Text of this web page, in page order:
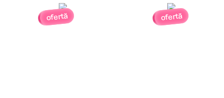
ofertă ofertă